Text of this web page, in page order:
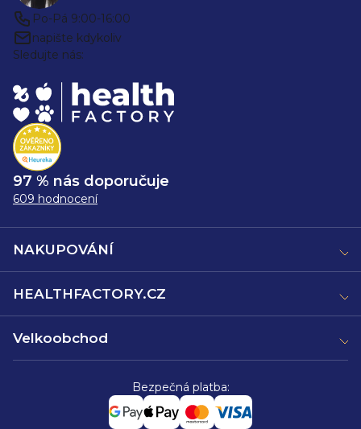
Po-Pá 9:00-16:00
napište kdykoliv
Sledujte nás:
97 % nás doporučuje
609 hodnocení
NAKUPOVÁNÍ
HEALTHFACTORY.CZ
Velkoobchod
Bezpečná platba: